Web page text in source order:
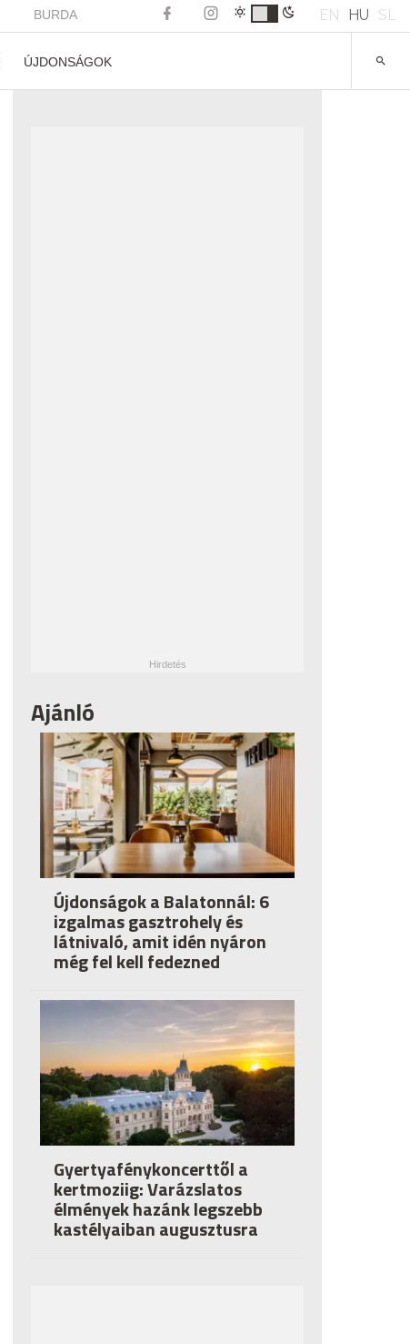
BURDA EN HU SL
ÚJDONSÁGOK
Ajánló
Újdonságok a Balatonnál: 6
izgalmas gasztrohely és
látnivaló, amit idén nyáron
még fel kell fedezned
Gyertyafénykoncerttől a
kertmoziig: Varázslatos
élmények hazánk legszebb
kastélyaiban augusztusra